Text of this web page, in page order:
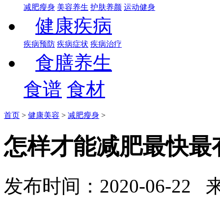
减肥瘦身 美容养生 护肤养颜 运动健身
健康疾病
疾病预防 疾病症状 疾病治疗
食膳养生
食谱 食材
首页 > 健康美容 > 减肥瘦身 >
怎样才能减肥最快
发布时间：2020-06-22